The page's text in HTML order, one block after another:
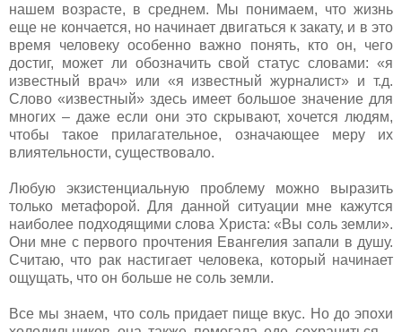
нашем возрасте, в среднем. Мы понимаем, что жизнь
еще не кончается, но начинает двигаться к закату, и в это
время человеку особенно важно понять, кто он, чего
достиг, может ли обозначить свой статус словами: «я
известный врач» или «я известный журналист» и т.д.
Слово «известный» здесь имеет большое значение для
многих – даже если они это скрывают, хочется людям,
чтобы такое прилагательное, означающее меру их
влиятельности, существовало.
Любую экзистенциальную проблему можно выразить
только метафорой. Для данной ситуации мне кажутся
наиболее подходящими слова Христа: «Вы соль земли».
Они мне с первого прочтения Евангелия запали в душу.
Считаю, что рак настигает человека, который начинает
ощущать, что он больше не соль земли.
Все мы знаем, что соль придает пище вкус. Но до эпохи